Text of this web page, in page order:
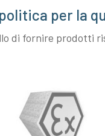
per la
di fornire prodotti